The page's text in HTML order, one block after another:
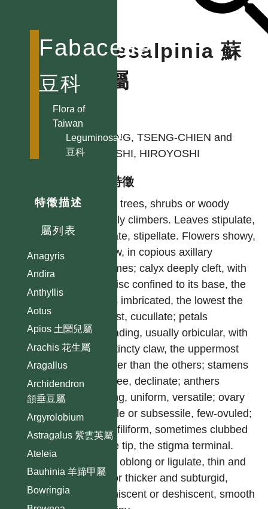
Fabaceae
豆科
Flora of
Taiwan
Leguminosae
豆科
特徵描述
屬列表
Acuan
Adenanthera
Adenocarpus
Aeschynomene
Albizia 合歡屬
Amorpha 紫穗槐屬
野毛扁豆屬
Anagyris
Andira
Anthyllis
Aotus
Apios 土圞兒屬
Arachis 花生屬
Aragallus
Archidendron
頷垂豆屬
Argyrolobium
Astragalus 紫雲英屬
Ateleia
Bauhinia 羊蹄甲屬
Bowringia
Caesalpinia 蘇
木屬
HUANG, TSENG-CHIEN and
OHASHI, HIROYOSHI
型態特徵
Erect trees, shrubs or woody
pricikly climbers. Leaves stipulate,
pinnate, stipellate. Flowers showy,
yellow, in copious axillary
racemes; calyx deeply cleft, with
the disc confined to its base, the
lobes imbricated, the lowest the
largest, cucullate; petals
spreading, usually orbicular, with
a distincty claw, the uppermost
smaller than the others; stamens
10, free, declinate; anthers
oblong, uniform, versatile; ovary
sessile or subsessile, few-ovuled;
style filiform, sometimes clubbed
at the tip, the stigma terminal.
Pods oblong or ligulate, thin and
flat, or thicker and subturgid,
indehiscent or deshiscent, smooth